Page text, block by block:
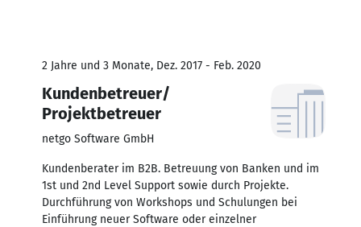
2 Jahre und 3 Monate, Dez. 2017 - Feb. 2020
Kundenbetreuer/
Projektbetreuer
netgo Software GmbH
Kundenberater im B2B. Betreuung von Banken und im
1st und 2nd Level Support sowie durch Projekte.
Durchführung von Workshops und Schulungen bei
Einführung neuer Software oder einzelner